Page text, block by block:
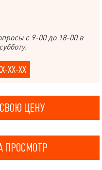
с 9-00 до 18-00 в
XX-XX
ЦЕНУ
ПРОСМОТР